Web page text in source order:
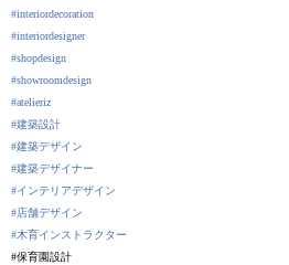
#interiordecoration
#interiordesigner
#shopdesign
#showroomdesign
#atelieriz
#建築設計
#建築デザイン
#建築デザイナー
#インテリアデザイン
#店舗デザイン
#木育インストラクター
#保育園設計